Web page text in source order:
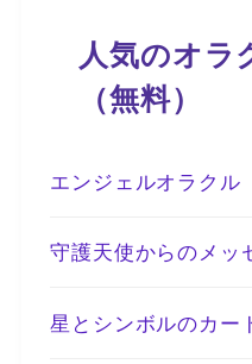
人気のオラ
（無料）
エンジェルオラクル
守護天使からのメッ
星とシンボルのカー